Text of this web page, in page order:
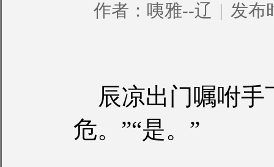
作者： 咦雅--辽 | 发布
辰凉出门嘱咐手
危。”“是。”